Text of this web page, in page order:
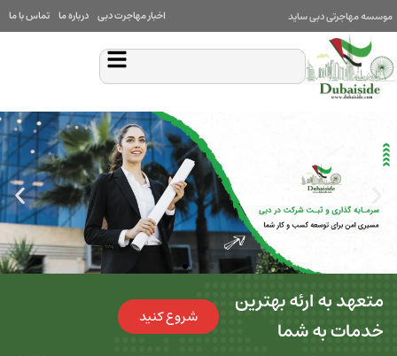
ساید درباره ما تماس با ما
بهترین
شما
شروع کنید